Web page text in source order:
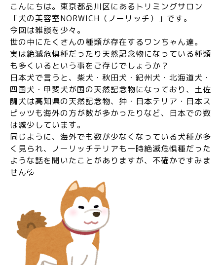
こんにちは。東京都品川区にあるトリミングサロン
「犬の美容室NORWICH（ノーリッチ）」です。
今回は雑談を少々。
世の中にたくさんの種類が存在するワンちゃん達。
実は絶滅危惧種だったり天然記念物になっている種類
も多くいるという事をご存じでしょうか？
日本犬で言うと、柴犬・秋田犬・紀州犬・北海道犬・
四国犬・甲斐犬が国の天然記念物になっており、土佐
闘犬は高知県の天然記念物、狆・日本テリア・日本ス
ピッツも海外の方が数が多かったりなど、日本での数
は減少しています。
同じように、海外でも数が少なくなっている犬種が多
く見られ、ノーリッチテリアも一時絶滅危惧種だった
ような話を聞いたことがありますが、不確かですみま
せん💦